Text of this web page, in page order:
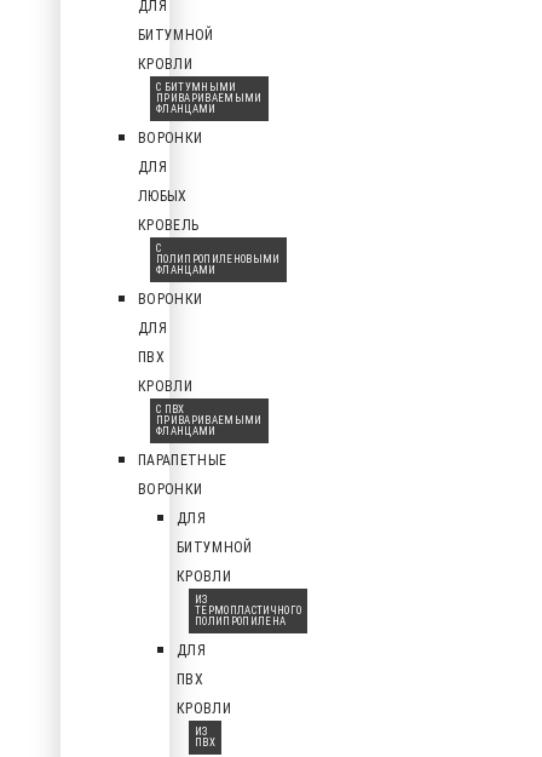
ДЛЯ
БИТУМНОЙ
КРОВЛИ
С БИТУМНЫМИ
ПРИВАРИВАЕМЫМИ
ФЛАНЦАМИ
ВОРОНКИ
ДЛЯ
ЛЮБЫХ
КРОВЕЛЬ
С
ПОЛИПРОПИЛЕНОВЫМИ
ФЛАНЦАМИ
ВОРОНКИ
ДЛЯ
ПВХ
КРОВЛИ
С ПВХ
ПРИВАРИВАЕМЫМИ
ФЛАНЦАМИ
ПАРАПЕТНЫЕ
ВОРОНКИ
ДЛЯ
БИТУМНОЙ
КРОВЛИ
ИЗ
ТЕРМОПЛАСТИЧНОГО
ПОЛИПРОПИЛЕНА
ДЛЯ
ПВХ
КРОВЛИ
ИЗ
ПВХ